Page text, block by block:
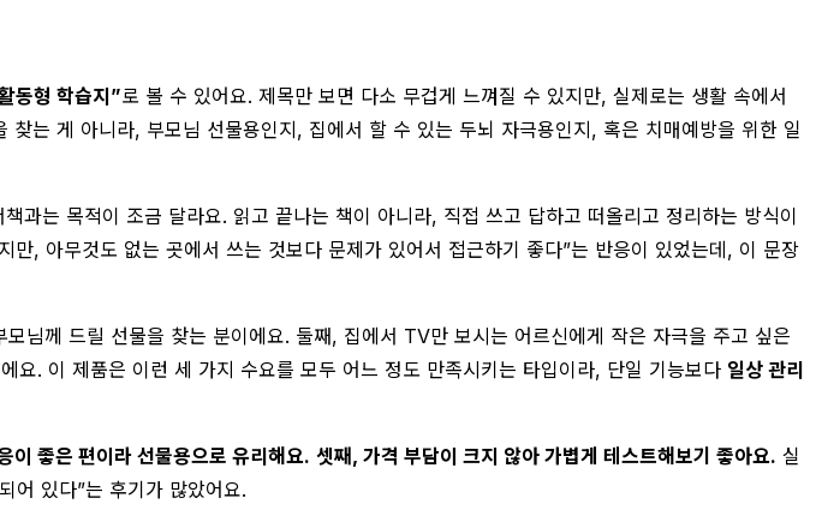
동형 학습지”로 볼 수 있어요. 제목만 보면 다소 무겁게 느껴질 수 있지만, 실제로는 생활 속에서
는 게 아니라, 부모님 선물용인지, 집에서 할 수 있는 두뇌 자극용인지, 혹은 치매예방을 위한 일
는 목적이 조금 달라요. 읽고 끝나는 책이 아니라, 직접 쓰고 답하고 떠올리고 정리하는 방식이
, 아무것도 없는 곳에서 쓰는 것보다 문제가 있어서 접근하기 좋다”는 반응이 있었는데, 이 문장
님께 드릴 선물을 찾는 분이에요. 둘째, 집에서 TV만 보시는 어르신에게 작은 자극을 주고 싶은
요. 이 제품은 이런 세 가지 수요를 모두 어느 정도 만족시키는 타입이라, 단일 기능보다 일상 관리
이 좋은 편이라 선물용으로 유리해요. 셋째, 가격 부담이 크지 않아 가볍게 테스트해보기 좋아요. 실
어 있다”는 후기가 많았어요.